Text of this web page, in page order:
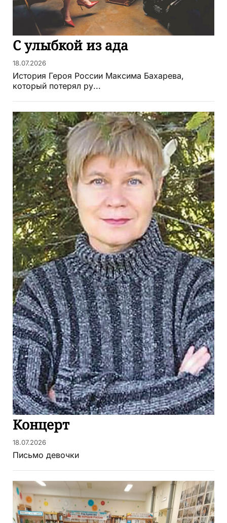
С улыбкой из ада
18.07.2026
История Героя России Максима Бахарева,
который потерял ру...
Концерт
18.07.2026
Письмо девочки